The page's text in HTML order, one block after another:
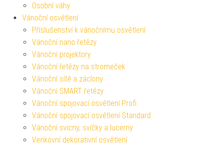
Osobní váhy
Vánoční osvětlení
Příslušenství k vánočnímu osvětlení
Vánoční nano řetězy
Vánoční projektory
Vánoční řetězy na stromeček
Vánoční sítě a záclony
Vánoční SMART řetězy
Vánoční spojovací osvětlení Profi
Vánoční spojovací osvětlení Standard
Vánoční svícny, svíčky a lucerny
Venkovní dekorativní osvětlení